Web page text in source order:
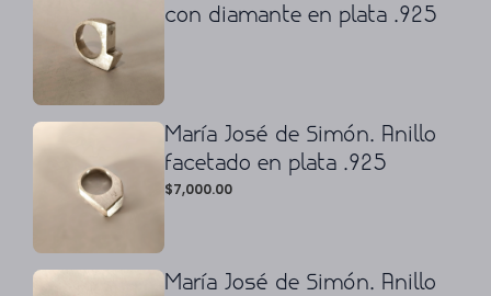
con diamante en plata .925
María José de Simón. Anillo
facetado en plata .925
$7,000.00
María José de Simón. Anillo